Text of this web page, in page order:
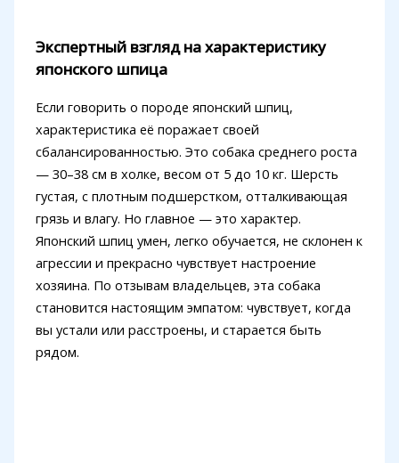
Экспертный взгляд на характеристику
японского шпица
Если говорить о породе японский шпиц,
характеристика её поражает своей
сбалансированностью. Это собака среднего роста
— 30–38 см в холке, весом от 5 до 10 кг. Шерсть
густая, с плотным подшерстком, отталкивающая
грязь и влагу. Но главное — это характер.
Японский шпиц умен, легко обучается, не склонен к
агрессии и прекрасно чувствует настроение
хозяина. По отзывам владельцев, эта собака
становится настоящим эмпатом: чувствует, когда
вы устали или расстроены, и старается быть
рядом.